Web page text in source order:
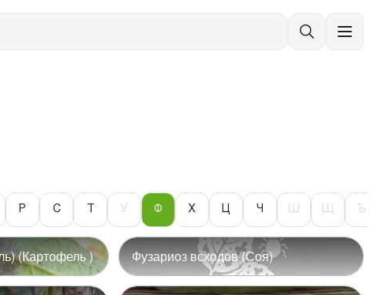
Р С У Ф Х Ц Ч Ш Щ Ъ
(Картофель ) Фузариоз всходов (Соя)